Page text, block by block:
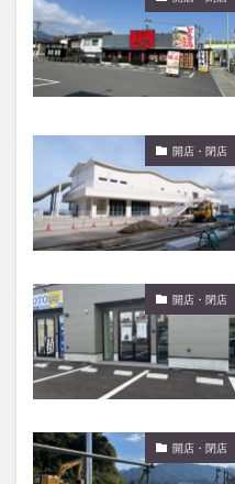
開店・閉店
開店・閉店
開店・閉店